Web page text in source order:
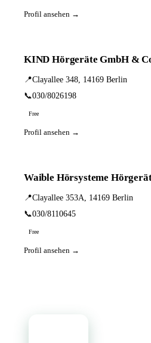
Profil ansehen →
KIND Hörgeräte GmbH &
📍Clayallee 348, 14169 Berlin
📞030/8026198
Free
Profil ansehen →
Waible Hörsysteme
📍Clayallee 353A, 14169 Berlin
📞030/8110645
Free
Profil ansehen →